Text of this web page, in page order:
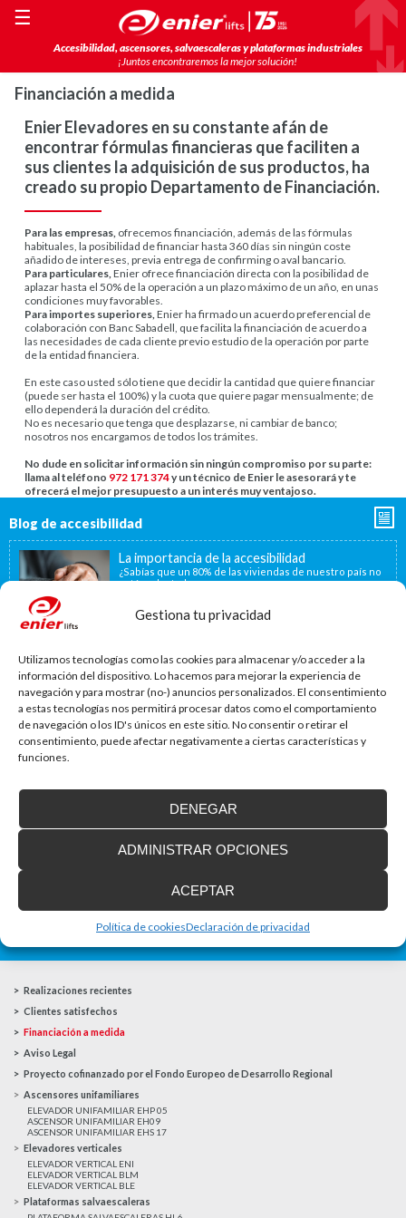
Gestiona tu privacidad
Utilizamos tecnologías como las cookies para almacenar y/o acceder a la
información del dispositivo. Lo hacemos para mejorar la experiencia de
navegación y para mostrar (no-) anuncios personalizados. El consentimiento
a estas tecnologías nos permitirá procesar datos como el comportamiento
de navegación o los ID's únicos en este sitio. No consentir o retirar el
consentimiento, puede afectar negativamente a ciertas características y
funciones.
ACEPTAR
DENEGAR
ADMINISTRAR OPCIONES
Política de cookiesDeclaración de privacidad
Accesibilidad, ascensores, salvaescaleras y plataformas industriales
¡Juntos encontraremos la mejor solución!
☰
Financiación a medida
Enier Elevadores en su constante afán de
encontrar fórmulas financieras que faciliten a
sus clientes la adquisición de sus productos, ha
creado su propio Departamento de Financiación.
Para las empresas, ofrecemos financiación, además de las fórmulas
habituales, la posibilidad de financiar hasta 360 días sin ningún coste
añadido de intereses, previa entrega de confirming o aval bancario.
Para particulares, Enier ofrece financiación directa con la posibilidad de
aplazar hasta el 50% de la operación a un plazo máximo de un año, en unas
condiciones muy favorables.
Para importes superiores, Enier ha firmado un acuerdo preferencial de
colaboración con Banc Sabadell, que facilita la financiación de acuerdo a
las necesidades de cada cliente previo estudio de la operación por parte
de la entidad financiera.
En este caso usted sólo tiene que decidir la cantidad que quiere financiar
(puede ser hasta el 100%) y la cuota que quiere pagar mensualmente; de
ello dependerá la duración del crédito.
No es necesario que tenga que desplazarse, ni cambiar de banco;
nosotros nos encargamos de todos los trámites.
No dude en solicitar información sin ningún compromiso por su parte:
llama al teléfono 972 171 374y un técnico de Enier le asesorará y te
ofrecerá el mejor presupuesto a un interés muy ventajoso.
Blog de accesibilidad
La importancia de la accesibilidad
¿Sabías que un 80% de las viviendas de nuestro país no
están adaptadas a...
personas con movilidad reducida, también en
Francia
Nuestra ubicación geográfica cercana a la frontera
francesa, a 40 minutos, nos permite ofrecer...
Nueva convocatoria de ayudas para la
La accesibilidad universal es una prioridad
En la última década la accesibilidad universal se ha
convertido en una prioridad para...
MAS NOTICIAS
Realizaciones recientes
Clientes satisfechos
Financiación a medida
Aviso Legal
Proyecto cofinanzado por el Fondo Europeo de Desarrollo Regional
Ascensores unifamiliares
ELEVADOR UNIFAMILIAR EHP 05
ASCENSOR UNIFAMILIAR EH09
ASCENSOR UNIFAMILIAR EHS 17
Elevadores verticales
ELEVADOR VERTICAL ENI
ELEVADOR VERTICAL BLM
ELEVADOR VERTICAL BLE
Plataformas salvaescaleras